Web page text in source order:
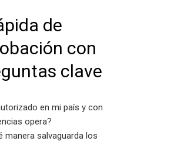
de
con
clave
en mi país y con
opera?
manera salvaguarda los